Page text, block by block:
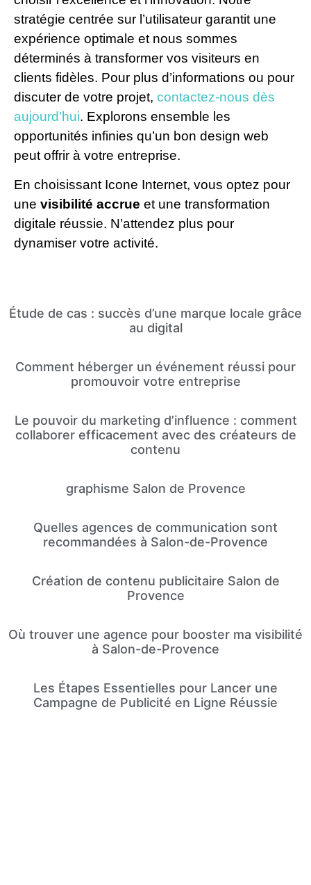
stratégie centrée sur l’utilisateur garantit une
expérience optimale et nous sommes
déterminés à transformer vos visiteurs en
clients fidèles. Pour plus d’informations ou pour
discuter de votre projet, contactez-nous dès
aujourd’hui. Explorons ensemble les
opportunités infinies qu’un bon design web
peut offrir à votre entreprise.
En choisissant Icone Internet, vous optez pour
une visibilité accrue et une transformation
digitale réussie. N’attendez plus pour
dynamiser votre activité.
Étude de cas : succès d’une marque locale grâce
au digital
Comment héberger un événement réussi pour
promouvoir votre entreprise
Le pouvoir du marketing d’influence : comment
collaborer efficacement avec des créateurs de
contenu
graphisme Salon de Provence
Quelles agences de communication sont
recommandées à Salon-de-Provence
Création de contenu publicitaire Salon de
Provence
Où trouver une agence pour booster ma visibilité
à Salon-de-Provence
Les Étapes Essentielles pour Lancer une
Campagne de Publicité en Ligne Réussie